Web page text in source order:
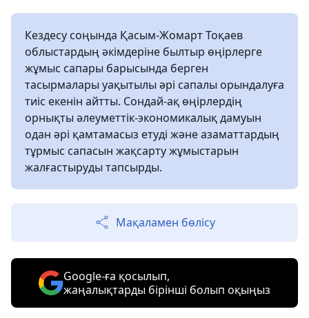
Кездесу соңында Қасым-Жомарт Тоқаев
облыстардың әкімдеріне былтыр өңірлерге
жұмыс сапары барысында берген
тасырмалары уақытылы әрі сапалы орындалуға
тиіс екенін айтты. Сондай-ақ өңірлердің
орнықты әлеуметтік-экономикалық дамуын
одан әрі қамтамасыз етуді және азаматтардың
тұрмыс сапасын жақсарту жұмыстарын
жалғастыруды тапсырды.
Мақаламен бөлісу
Google-ға қосылып,
жаңалықтарды бірінші болып оқыңыз